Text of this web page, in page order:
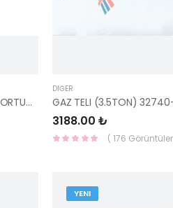
ENJEKTÖR YAKIT GERİ DÖNÜŞÜM HORTUMU BLUE/İ20/İ30/ELANTRA 31471-2A665-HMC
DIĞER
GAZ TELI (3.5TON)
3188.00 ₺
( 176
YENI